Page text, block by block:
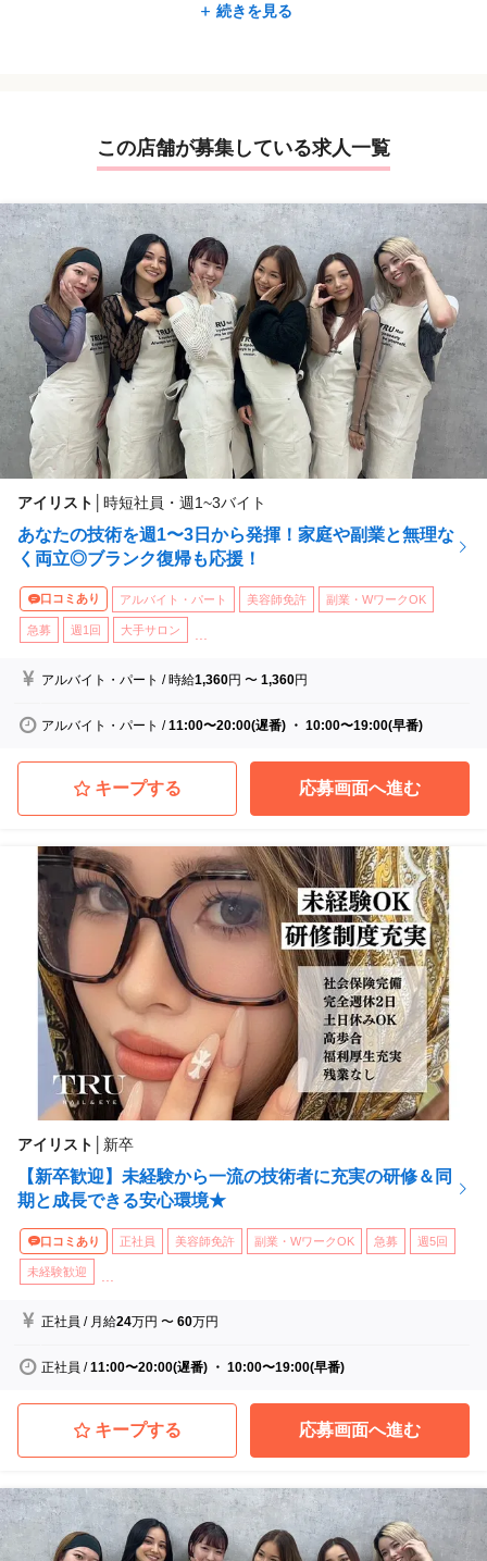
評価されるインセンティブ制度が整っています！
続きを見る
この店舗が募集している求人一覧
アイリスト 時短社員・週1~3バイト
あなたの技術を週1〜3日から発揮！家庭や副業と無理な
く両立◎ブランク復帰も応援！
口コミあり アルバイト・パート 美容師免許 副業・WワークOK
急募 週1回 大手サロン
アルバイト・パート /時給1,360円 〜1,360円
アルバイト・パート /11:00〜20:00(遅番) ・ 10:00〜19:00(早番)
キープする 応募画面へ進む
アイリスト 新卒
【新卒歓迎】未経験から一流の技術者に充実の研修＆同
期と成長できる安心環境★
口コミあり 正社員 美容師免許 副業・WワークOK 急募 週5回
未経験歓迎
正社員 / 月給24万円 〜60万円
正社員 /11:00〜20:00(遅番) ・ 10:00〜19:00(早番)
キープする 応募画面へ進む